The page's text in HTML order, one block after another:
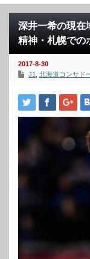
深井一希の現在
精神・札幌での
2017-8-30
J1
北海道コンサド